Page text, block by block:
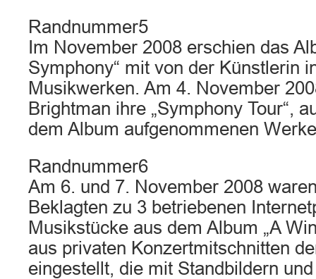
Randnummer5
Im November 2008 erschien das
Symphony“ mit von der Künstlerin
Musikwerken. Am 4. November
Brightman ihre „Symphony Tour“,
dem Album aufgenommenen
Randnummer6
Am 6. und 7. November 2008
Beklagten zu 3 betriebenen
Musikstücke aus dem Album „A
aus privaten Konzertmitschnitten
eingestellt, die mit Standbildern